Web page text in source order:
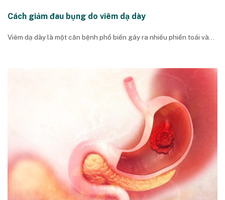
Cách giảm đau bụng do viêm dạ dày
Viêm dạ dày là một căn bệnh phổ biến gây ra nhiều phiền toái và...